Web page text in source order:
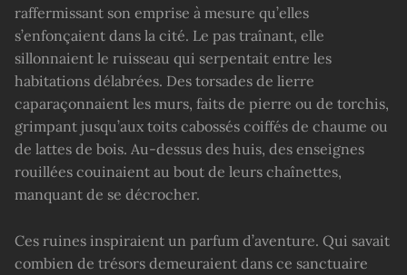
raffermissant son emprise à mesure qu’elles
s’enfonçaient dans la cité. Le pas traînant, elle
sillonnaient le ruisseau qui serpentait entre les
habitations délabrées. Des torsades de lierre
caparaçonnaient les murs, faits de pierre ou de torchis,
grimpant jusqu’aux toits cabossés coiffés de chaume ou
de lattes de bois. Au-dessus des huis, des enseignes
rouillées couinaient au bout de leurs chaînettes,
manquant de se décrocher.
Ces ruines inspiraient un parfum d’aventure. Qui savait
combien de trésors demeuraient dans ce sanctuaire